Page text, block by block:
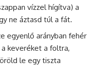
vízzel hígítva) a
ne áztasd túl a fát.
egyenlő arányban fehér
keveréket a foltra,
le egy tiszta